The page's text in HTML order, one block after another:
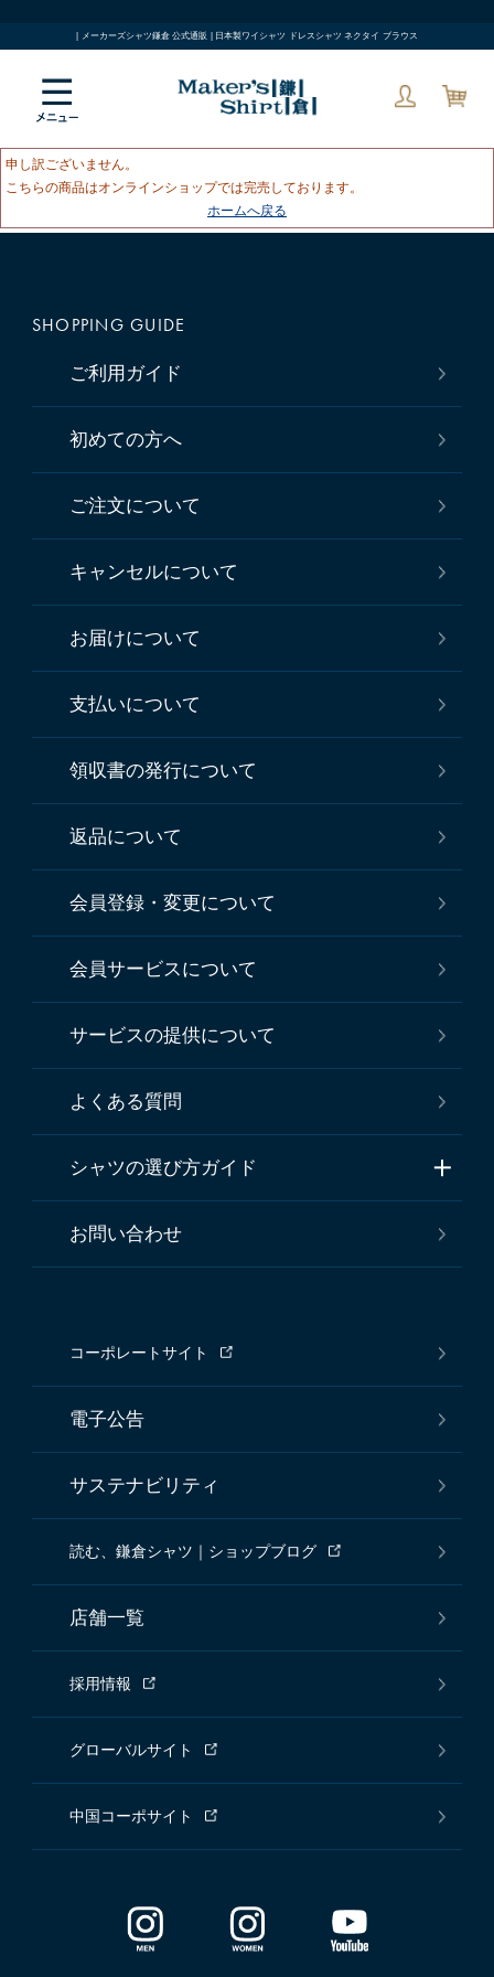
| メーカーズシャツ鎌倉 公式通販 | 日本製ワイシャツ ドレスシャツ ネクタイ ブラウス
申し訳ございません。
こちらの商品はオンラインショップでは完売しております。
ホームへ戻る
SHOPPING GUIDE
ご利用ガイド
初めての方へ
ご注文について
キャンセルについて
お届けについて
支払いについて
領収書の発行について
返品について
会員登録・変更について
会員サービスについて
サービスの提供について
よくある質問
シャツの選び方ガイド
お問い合わせ
コーポレートサイト
電子公告
サステナビリティ
読む、鎌倉シャツ｜ショップブログ
店舗一覧
採用情報
グローバルサイト
中国コーポサイト